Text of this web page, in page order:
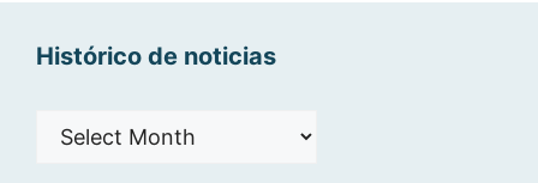
Histórico de noticias
Histórico